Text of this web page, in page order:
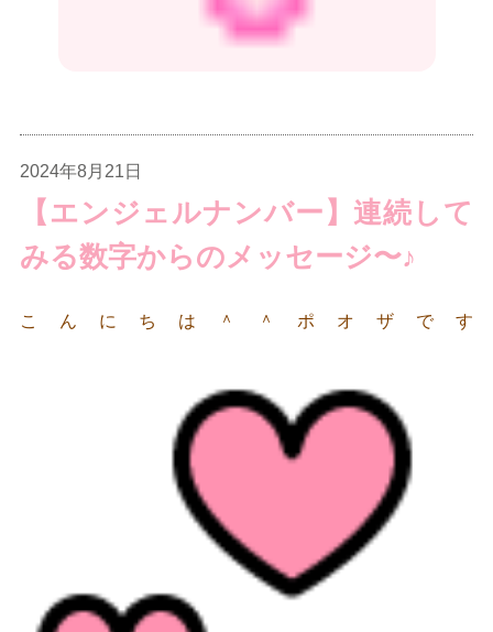
2024年8月21日
【エンジェルナンバー】連続して
みる数字からのメッセージ〜♪
こんにちは＾＾ポオザです